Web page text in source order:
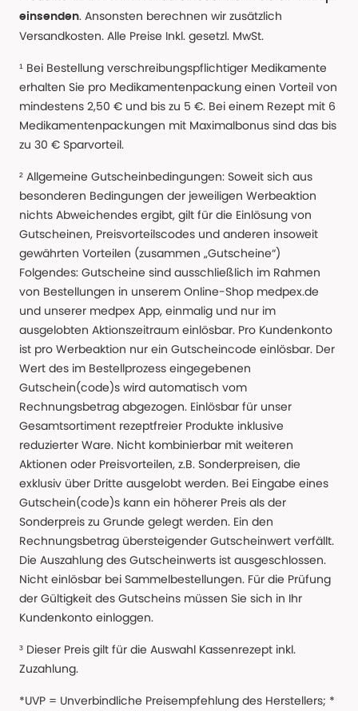
einsenden. Ansonsten berechnen wir zusätzlich
Versandkosten. Alle Preise Inkl. gesetzl. MwSt.
¹ Bei Bestellung verschreibungspflichtiger Medikamente
erhalten Sie pro Medikamentenpackung einen Vorteil von
mindestens 2,50 € und bis zu 5 €. Bei einem Rezept mit 6
Medikamentenpackungen mit Maximalbonus sind das bis
zu 30 € Sparvorteil.
² Allgemeine Gutscheinbedingungen: Soweit sich aus
besonderen Bedingungen der jeweiligen Werbeaktion
nichts Abweichendes ergibt, gilt für die Einlösung von
Gutscheinen, Preisvorteilscodes und anderen insoweit
gewährten Vorteilen (zusammen „Gutscheine“)
Folgendes: Gutscheine sind ausschließlich im Rahmen
von Bestellungen in unserem Online-Shop medpex.de
und unserer medpex App, einmalig und nur im
ausgelobten Aktionszeitraum einlösbar. Pro Kundenkonto
ist pro Werbeaktion nur ein Gutscheincode einlösbar. Der
Wert des im Bestellprozess eingegebenen
Gutschein(code)s wird automatisch vom
Rechnungsbetrag abgezogen. Einlösbar für unser
Gesamtsortiment rezeptfreier Produkte inklusive
reduzierter Ware. Nicht kombinierbar mit weiteren
Aktionen oder Preisvorteilen, z.B. Sonderpreisen, die
exklusiv über Dritte ausgelobt werden. Bei Eingabe eines
Gutschein(code)s kann ein höherer Preis als der
Sonderpreis zu Grunde gelegt werden. Ein den
Rechnungsbetrag übersteigender Gutscheinwert verfällt.
Die Auszahlung des Gutscheinwerts ist ausgeschlossen.
Nicht einlösbar bei Sammelbestellungen. Für die Prüfung
der Gültigkeit des Gutscheins müssen Sie sich in Ihr
Kundenkonto einloggen.
³ Dieser Preis gilt für die Auswahl Kassenrezept inkl.
Zuzahlung.
*UVP = Unverbindliche Preisempfehlung des Herstellers; *